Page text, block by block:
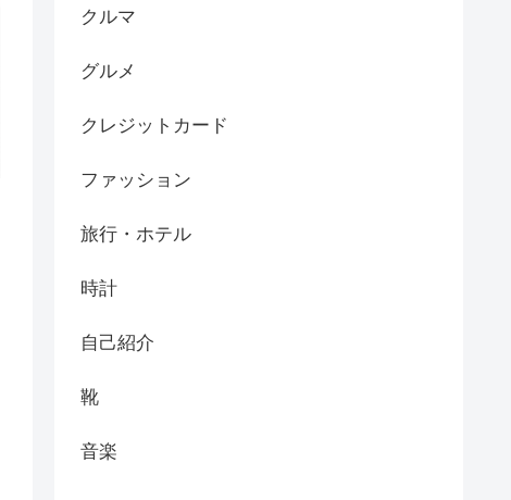
クルマ
グルメ
クレジットカード
ファッション
旅行・ホテル
時計
自己紹介
靴
音楽